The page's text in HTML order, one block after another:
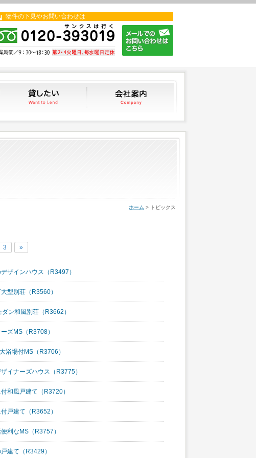
物件の下見やお問い合わせは
たい 貸したい
ホーム > トピックス
3 »
ザインハウス（R3497）
型別荘（R3560）
ン和風別荘（R3662）
ズMS（R3708）
場付MS（R3706）
イナーズハウス（R3775）
和風戸建て（R3720）
戸建て（R3652）
利なMS（R3757）
建て（R3429）